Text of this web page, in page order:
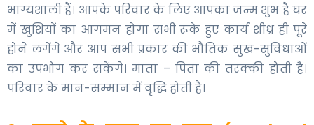
भाग्यशाली हैं। आपके परिवार के लिए आपका जन्म शुभ है घर
में खुशियों का आगमन होगा सभी रूके हुए कार्य शीध्र ही पूरे
होने लगेंगे और आप सभी प्रकार की भौतिक सुख-सुविधाओं
का उपभोग कर सकेंगे। माता – पिता की तरक्की होती है।
परिवार के मान-सम्मान में वृद्धि होती है।